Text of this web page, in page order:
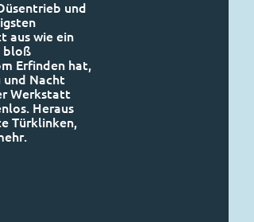
und
aus wie ein
bloß
Erfinden hat,
und Nacht
Werkstatt
Heraus
Türklinken,